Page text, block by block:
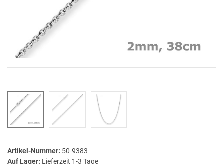
Artikel-Nummer: 50-9383
Auf Lager: Lieferzeit 1-3 Tage